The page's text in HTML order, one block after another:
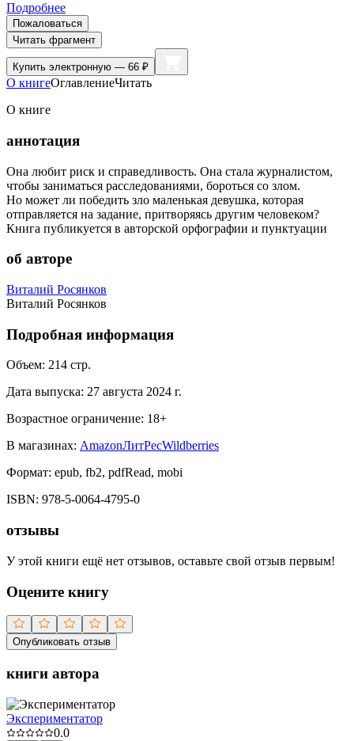
Подробнее
Пожаловаться
Читать фрагмент
Купить электронную — 66 ₽
О книгеОглавлениеЧитать
О книге
аннотация
Она любит риск и справедливость. Она стала журналистом,
чтобы заниматься расследованиями, бороться со злом.
Но может ли победить зло маленькая девушка, которая
отправляется на задание, притворяясь другим человеком?
Книга публикуется в авторской орфографии и пунктуации
об авторе
Виталий Росянков
Виталий Росянков
Подробная информация
Объем: 214 стр.
Дата выпуска: 27 августа 2024 г.
Возрастное ограничение: 18+
В магазинах: AmazonЛитРесWildberries
Формат: epub, fb2, pdfRead, mobi
ISBN: 978-5-0064-4795-0
отзывы
У этой книги ещё нет отзывов, оставьте свой отзыв первым!
Оцените книгу
Опубликовать отзыв
книги автора
Экспериментатор
0.0